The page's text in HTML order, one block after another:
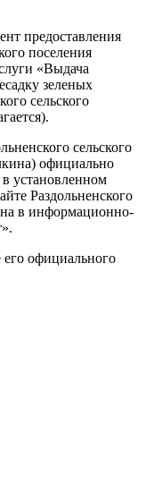
предоставления
поселения
«Выдача
зеленых
сельского
сельского
официально
установленном
Раздольненского
в информационно-
его официального